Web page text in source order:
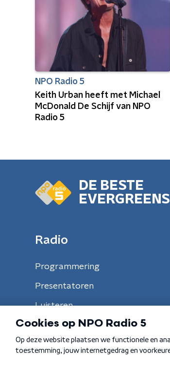
NPO Radio 5
Keith Urban heeft met Michael
McDonald De Schijf van NPO
Radio 5
DE BESTE
EVERGREENS
Radio
Programmering
Presentatoren
Luisteren
Algemene voorwaarden Privacybeleid